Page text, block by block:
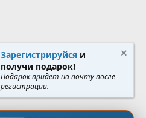
Зарегистрируйся и
получи подарок!
Подарок придёт на почту после
регистрации.